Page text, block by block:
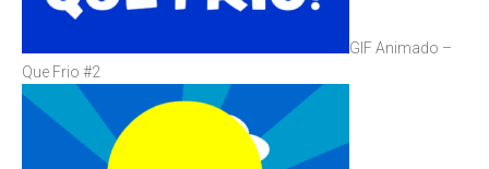
GIF Animado –
Que Frio #2